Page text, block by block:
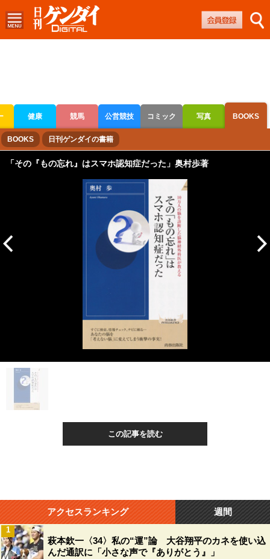
健康 競馬 公営競技 コミック 写真 BOOKS
ボートレース 競輪 オートレース
BOOKS 日刊ゲンダイの書籍
「その『もの忘れ』はスマホ認知症だった」奥村歩著
この記事を読む
アクセスランキング 週間
萩本欽一〈34〉私の“運”論 大谷翔平のカネを使い込
んだ通訳に「小さな声で『ありがとう』」
1